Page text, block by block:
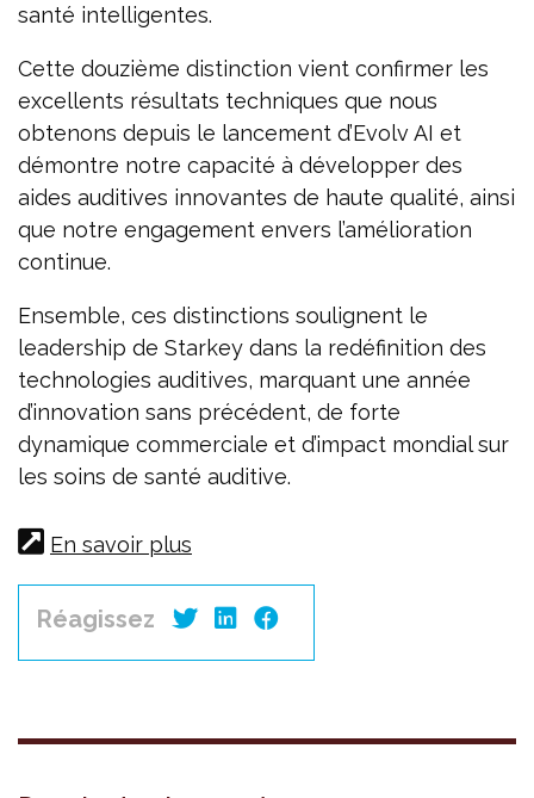
santé intelligentes.
Cette douzième distinction vient confirmer les
excellents résultats techniques que nous
obtenons depuis le lancement d’Evolv AI et
démontre notre capacité à développer des
aides auditives innovantes de haute qualité, ainsi
que notre engagement envers l’amélioration
continue.
Ensemble, ces distinctions soulignent le
leadership de Starkey dans la redéfinition des
technologies auditives, marquant une année
d’innovation sans précédent, de forte
dynamique commerciale et d’impact mondial sur
les soins de santé auditive.
En savoir plus
Réagissez